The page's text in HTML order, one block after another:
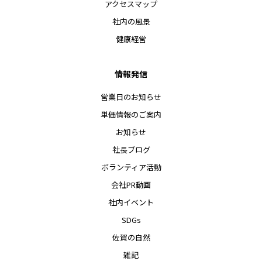
アクセスマップ
社内の風景
健康経営
情報発信
営業日のお知らせ
単価情報のご案内
お知らせ
社長ブログ
ボランティア活動
会社PR動画
社内イベント
SDGs
佐賀の自然
雑記